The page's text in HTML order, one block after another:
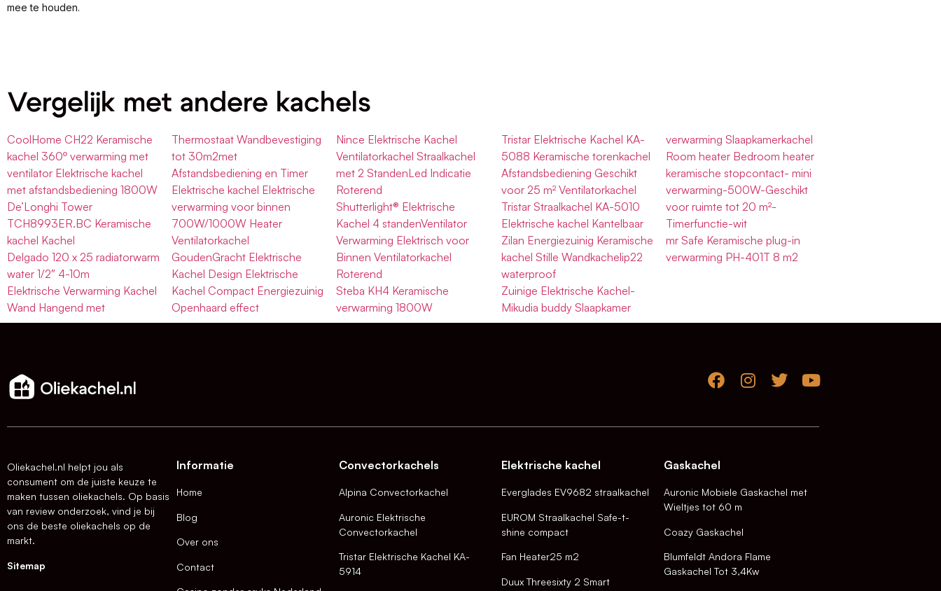
mee te houden.
Vergelijk met andere kachels
CoolHome CH22 Keramische
kachel 360º verwarming met
ventilator Elektrische kachel
met afstandsbediening 1800W
De’Longhi Tower
TCH8993ER.BC Keramische
kachel Kachel
Delgado 120 x 25 radiatorwarm
water 1/2″ 4-10m
Elektrische Verwarming Kachel
Wand Hangend met
Thermostaat Wandbevestiging
tot 30m2met
Afstandsbediening en Timer
Elektrische kachel Elektrische
verwarming voor binnen
700W/1000W Heater
Ventilatorkachel
GoudenGracht Elektrische
Kachel Design Elektrische
Kachel Compact Energiezuinig
Openhaard effect
Nince Elektrische Kachel
Ventilatorkachel Straalkachel
met 2 StandenLed Indicatie
Roterend
Shutterlight® Elektrische
Kachel 4 standenVentilator
Verwarming Elektrisch voor
Binnen Ventilatorkachel
Roterend
Steba KH4 Keramische
verwarming 1800W
Tristar Elektrische Kachel KA-
5088 Keramische torenkachel
Afstandsbediening Geschikt
voor 25 m² Ventilatorkachel
Tristar Straalkachel KA-5010
Elektrische kachel Kantelbaar
Zilan Energiezuinig Keramische
kachel Stille Wandkachelip22
waterproof
Zuinige Elektrische Kachel-
Mikudia buddy Slaapkamer
verwarming Slaapkamerkachel
Room heater Bedroom heater
keramische stopcontact- mini
verwarming-500W-Geschikt
voor ruimte tot 20 m²-
Timerfunctie-wit
mr Safe Keramische plug-in
verwarming PH-401T 8 m2
Oliekachel.nl helpt jou als
consument om de juiste keuze te
maken tussen oliekachels. Op basis
van review onderzoek, vind je bij
ons de beste oliekachels op de
markt.
Sitemap
Informatie
Home
Blog
Over ons
Contact
Convectorkachels
Alpina Convectorkachel
Auronic Elektrische
Convectorkachel
Tristar Elektrische Kachel KA-
5914
Elektrische kachel
Everglades EV9682 straalkachel
EUROM Straalkachel Safe-t-
shine compact
Fan Heater25 m2
Duux Threesixty 2 Smart
Gaskachel
Auronic Mobiele Gaskachel met
Wieltjes tot 60 m
Coazy Gaskachel
Blumfeldt Andora Flame
Gaskachel Tot 3,4Kw